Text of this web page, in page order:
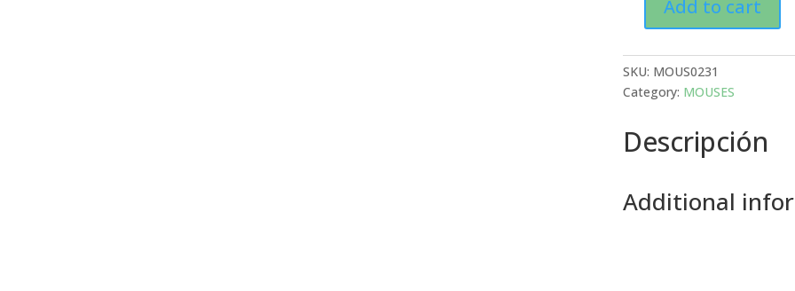
MOUSE
INALAMBRICO
G305
LIGHTSPEED
910-
Add to cart
SKU: MOUS0231
Category: MOUSES
Descripción
Additional